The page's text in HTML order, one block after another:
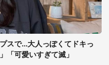
スで...大人っぽくてドキっ
「可愛いすぎて滅」